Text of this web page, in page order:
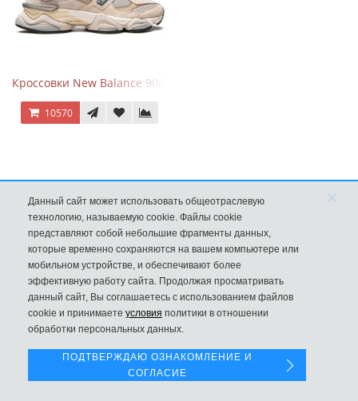
Кроссовки New Balance 9060 Sea Salt Surf
10570
New Balance 9060 Magnet Dark Grey
10570
Данный сайт может использовать общеотраслевую
технологию, называемую cookie. Файлы cookie
представляют собой небольшие фрагменты данных,
которые временно сохраняются на вашем компьютере или
мобильном устройстве, и обеспечивают более
эффективную работу сайта. Продолжая просматривать
данный сайт, Вы соглашаетесь с использованием файлов
cookie и принимаете условия политики в отношении
обработки персональных данных.
×
ПОДТВЕРЖДАЮ ОЗНАКОМЛЕНИЕ И
СОГЛАСИЕ